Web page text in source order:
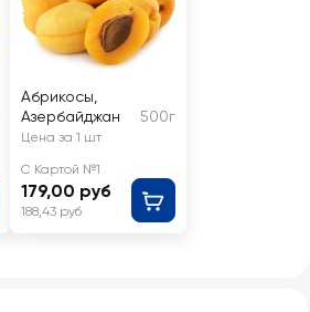
Абрикосы,
Азербайджан
500г
Цена за 1 шт
С Картой №1
179,00 руб
188,43 руб